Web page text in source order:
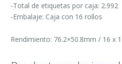
-Total de etiquetas por caja: 2.992
-Embalaje: Caja con 16 rollos
Rendimiento: 76.2×50.8mm / 16 x